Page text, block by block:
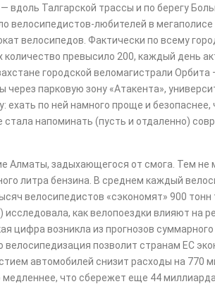
вдоль Талгарской трассы и по берегу
велосипедистов-любителей в
велосипедов. Фактически по всему
превысило 200, каждый день
городской веломагистрали Орбита
парковую зону «Атакента»,
ехать по ней намного проще и безопаснее,
напоминать (пусть и отдаленно)
Алматы, задыхающегося от смога. Тем не
литра бензина. В среднем каждый
велосипедистов «сэкономят» 900 тонн
как велопоездки влияют на
цифра возникла из прогнозов суммарного
велосипедизация позволит странам ЕС
автомобилей снизит расходы на 770
что сбережет еще 44